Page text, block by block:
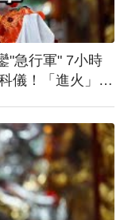
"急行軍" 7小時
儀！「進火」儀